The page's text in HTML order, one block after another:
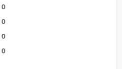
0
0
0
0